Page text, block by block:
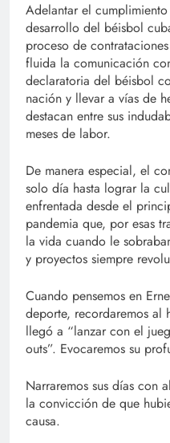
Adelantar el
desarrollo del béisbol
proceso de
fluida la comunicación
declaratoria del béisbol
nación y llevar a vías de
destacan entre sus
meses de labor.
De manera especial, el
solo día hasta lograr la
enfrentada desde el
pandemia que, por esas
la vida cuando le
y proyectos siempre
Cuando pensemos en
deporte, recordaremos al
llegó a “lanzar con el
outs”. Evocaremos su
Narraremos sus días con
la convicción de que
causa.